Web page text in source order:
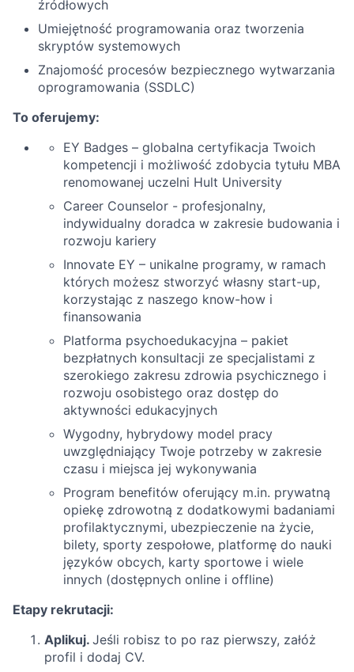
źródłowych
Umiejętność programowania oraz tworzenia
skryptów systemowych
Znajomość procesów bezpiecznego wytwarzania
oprogramowania (SSDLC)
To oferujemy:
EY Badges – globalna certyfikacja Twoich
kompetencji i możliwość zdobycia tytułu MBA
renomowanej uczelni Hult University
Career Counselor - profesjonalny,
indywidualny doradca w zakresie budowania i
rozwoju kariery
Innovate EY – unikalne programy, w ramach
których możesz stworzyć własny start-up,
korzystając z naszego know-how i
finansowania
Platforma psychoedukacyjna – pakiet
bezpłatnych konsultacji ze specjalistami z
szerokiego zakresu zdrowia psychicznego i
rozwoju osobistego oraz dostęp do
aktywności edukacyjnych
Wygodny, hybrydowy model pracy
uwzględniający Twoje potrzeby w zakresie
czasu i miejsca jej wykonywania
Program benefitów oferujący m.in. prywatną
opiekę zdrowotną z dodatkowymi badaniami
profilaktycznymi, ubezpieczenie na życie,
bilety, sporty zespołowe, platformę do nauki
języków obcych, karty sportowe i wiele
innych (dostępnych online i offline)
Etapy rekrutacji:
Aplikuj. Jeśli robisz to po raz pierwszy, załóż
profil i dodaj CV.